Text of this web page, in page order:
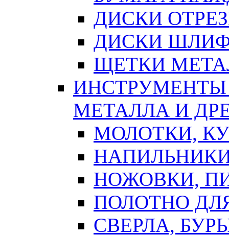
ДИСКИ
ДИСКИ
ЩЕТКИ
ИНСТРУМЕНТЫ
МЕТАЛЛА И
МОЛОТКИ,
НОЖОВКИ,
ПОЛОТНО
СВЕРЛА,